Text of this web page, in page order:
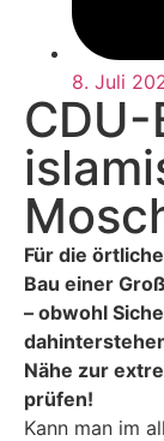
8. Juli
Für die
Bau einer
– obwohl
Nähe zur
prüfen!
Kann man im